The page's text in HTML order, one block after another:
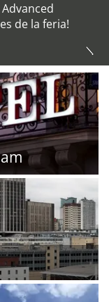
de la feria!